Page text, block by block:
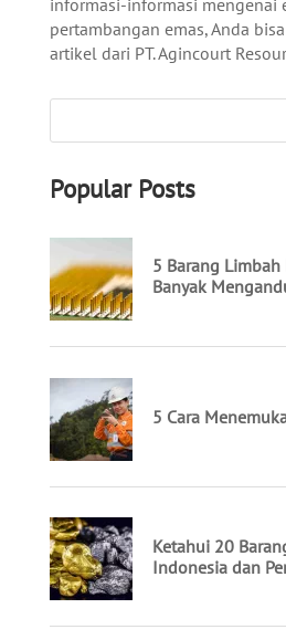
pertambangan emas, Anda
artikel dari PT. Agincourt
Popular Posts